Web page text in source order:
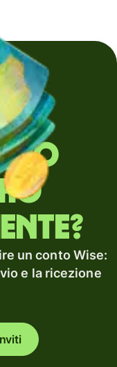
un conto Wise:
e la ricezione